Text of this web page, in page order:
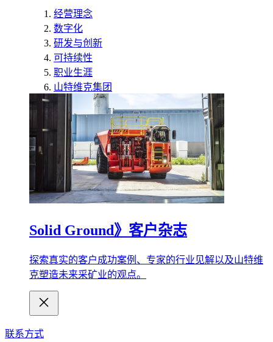
经营理念
数字化
研发与创新
可持续性
职业生涯
山特维克集团
Solid Ground》客户杂志
探索真实的客户成功案例、专家的行业见解以及山特维
克塑造未来采矿业的观点。
联系方式